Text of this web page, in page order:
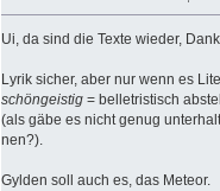
Ui, da sind die Texte wieder,
Lyrik sicher, aber nur wenn es
schöngeistig = belletristisch
(als gäbe es nicht genug
nen?).
Gylden soll auch es, das Meteor.